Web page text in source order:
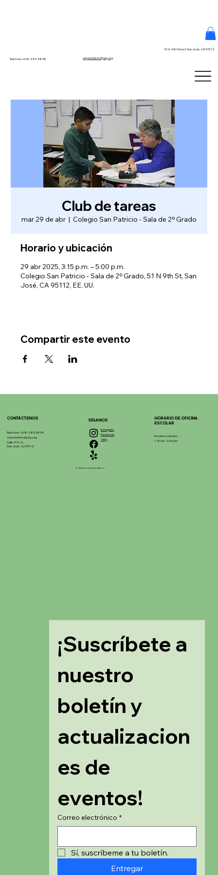
Teléfono 408.283.5858 stpatrickinfo@dsj.org
51 N. 9th Street San José, CA 95112
Club de tareas
mar 29 de abr
  |
Colegio San Patricio - Sala de 2º Grado
Horario y ubicación
29 abr 2025, 3:15 p.m. – 5:00 p.m.
Colegio San Patricio - Sala de 2º Grado, 51 N 9th St, San
José, CA 95112, EE. UU.
Compartir este evento
CONTÁCTENOS
Teléfono: 408-283-5858
stpatrickinfo@dsj.org
Calle 51 N. 9,
San José, Ca 95112
¡Suscríbete a
nuestro
boletín y
actualizacion
es de
eventos!
Correo electrónico *
Sí, suscríbeme a tu boletín.
Entregar
Instagram
Facebook
Yelp
SÍGANOS
© 2025 Escuela San Patricio
HORARIO DE OFICINA
ESCOLAR
De lunes a viernes
7:30 am - 3:30 pm